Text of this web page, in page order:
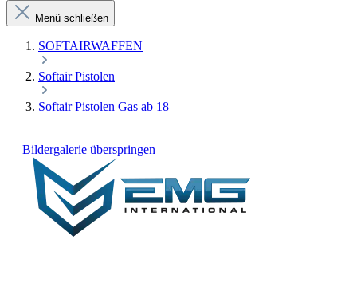
Menü schließen
SOFTAIRWAFFEN
Softair Pistolen
Softair Pistolen Gas ab 18
Bildergalerie überspringen